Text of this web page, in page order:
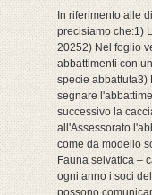
In riferimento alle
precisiamo che:1)
20252) Nel foglio
abbattimenti con
specie abbattuta3)
segnare
successivo la
all'Assessorato
come da modello
Fauna selvatica –
ogni anno i soci
possono